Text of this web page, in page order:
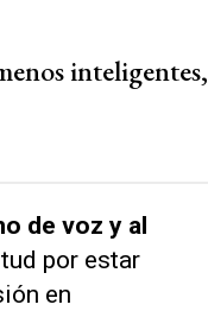
inteligentes,
de voz y al
por estar
en